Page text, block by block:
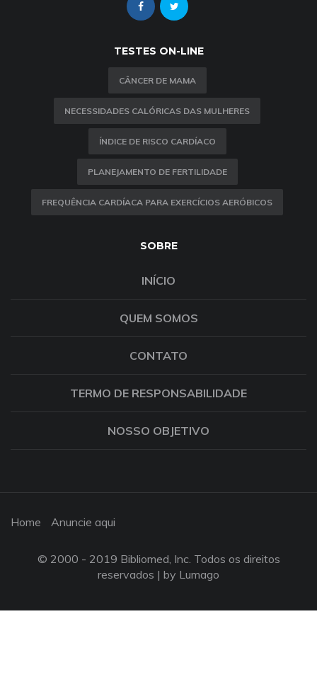
TESTES ON-LINE
CÂNCER DE MAMA
NECESSIDADES CALÓRICAS DAS MULHERES
ÍNDICE DE RISCO CARDÍACO
PLANEJAMENTO DE FERTILIDADE
FREQUÊNCIA CARDÍACA PARA EXERCÍCIOS AERÓBICOS
SOBRE
INÍCIO
QUEM SOMOS
CONTATO
TERMO DE RESPONSABILIDADE
NOSSO OBJETIVO
Home Anuncie aqui
© 2000 - 2019 Bibliomed, Inc. Todos os direitos
reservados | by Lumago